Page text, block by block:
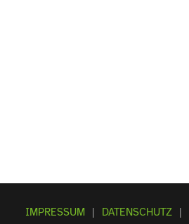
IMPRESSUM | DATENSCHUTZ |